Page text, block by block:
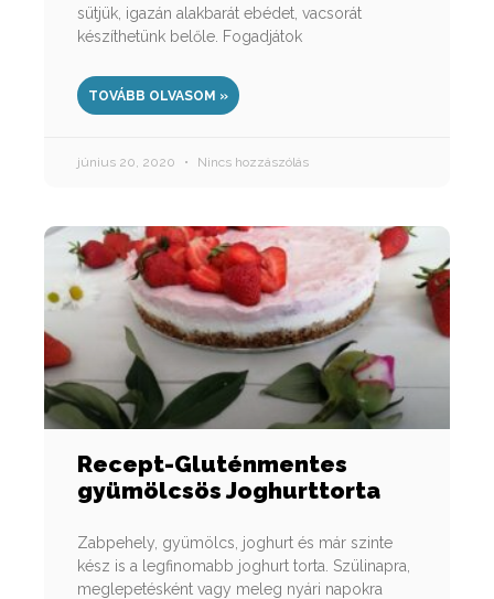
sütjük, igazán alakbarát ebédet, vacsorát
készíthetünk belőle. Fogadjátok
TOVÁBB OLVASOM »
június 20, 2020 Nincs hozzászólás
Recept-Gluténmentes
gyümölcsös Joghurttorta
Zabpehely, gyümölcs, joghurt és már szinte
kész is a legfinomabb joghurt torta. Szülinapra,
meglepetésként vagy meleg nyári napokra